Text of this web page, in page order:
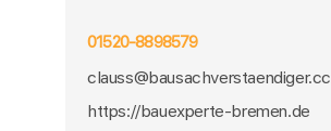
01520-8898579
clauss@bausachverstaendiger.cc
https://bauexperte-bremen.de